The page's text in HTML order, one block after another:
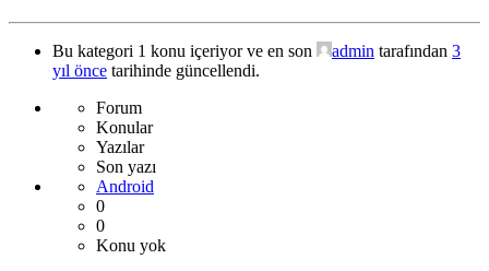
Bu kategori 1 konu içeriyor ve en son admin tarafından 3
yıl önce tarihinde güncellendi.
Forum
Konular
Yazılar
Son yazı
Android
0
0
Konu yok